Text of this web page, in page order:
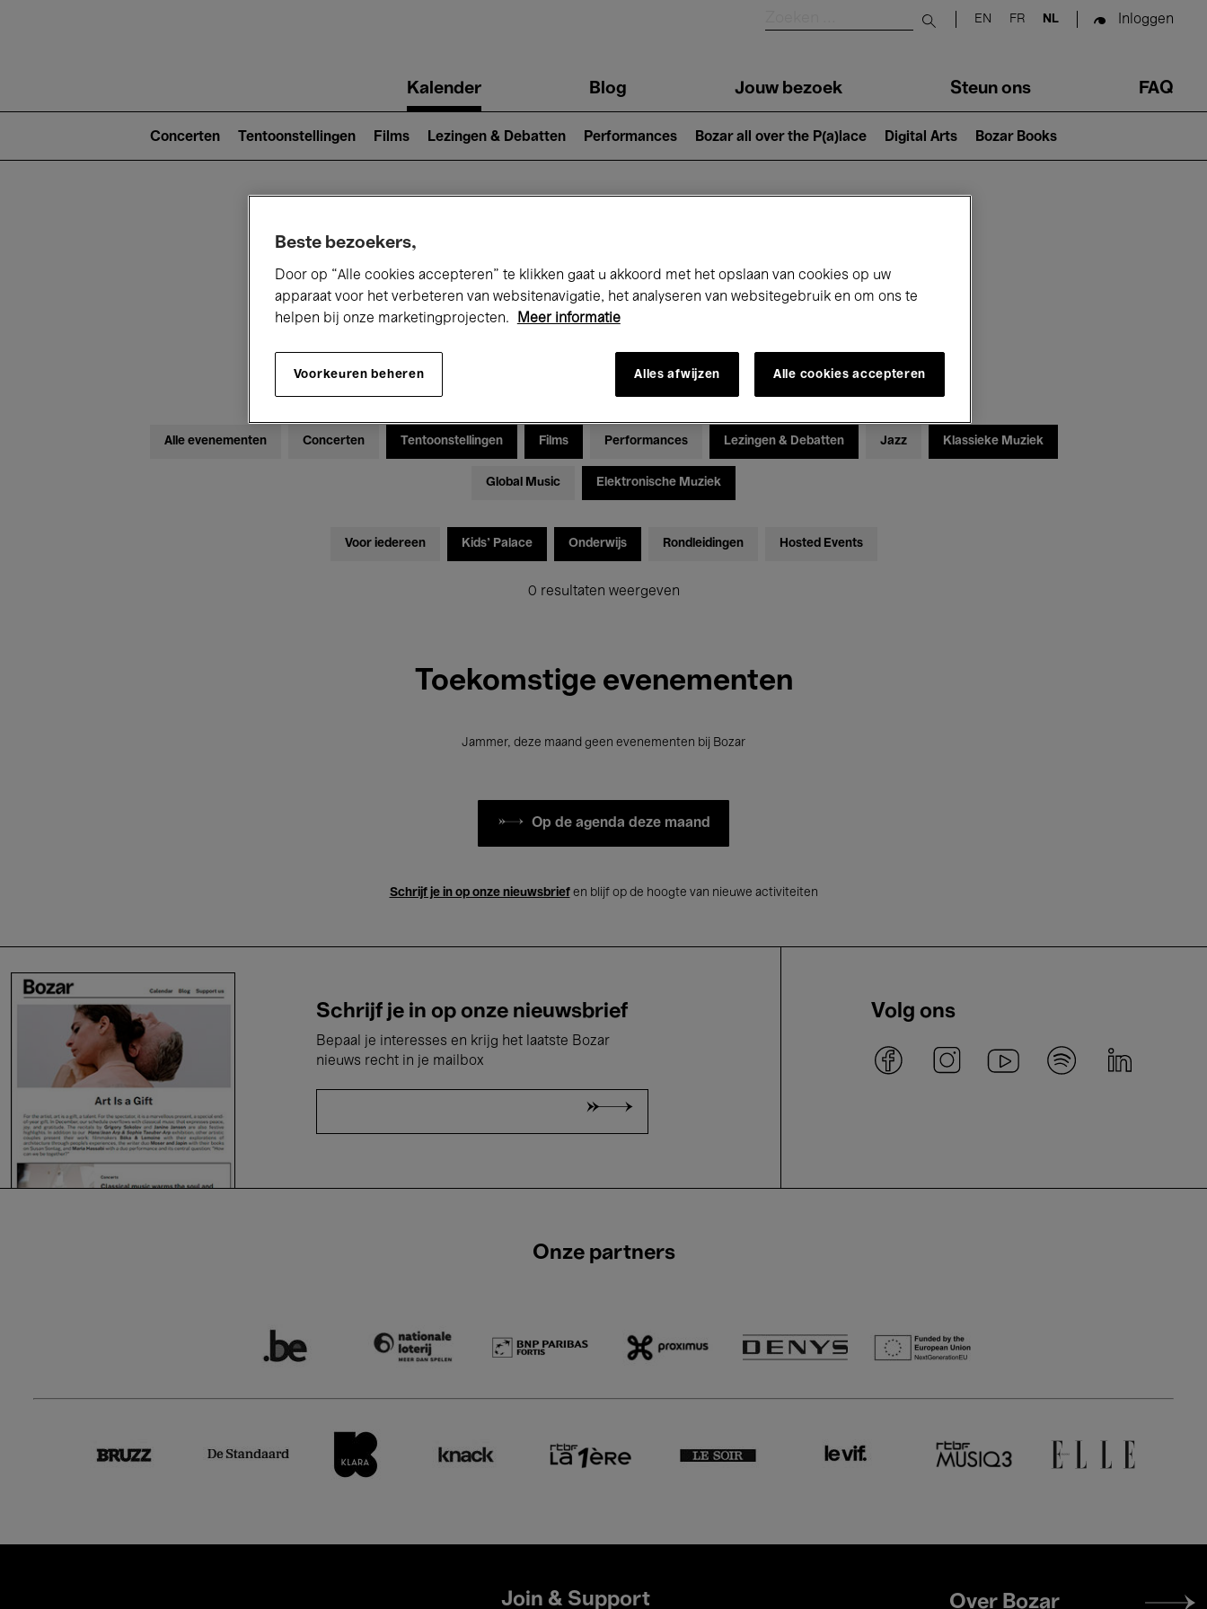
Submit search
EN FR NL Inloggen
navigationKalender Blog Jouw bezoek Steun ons FAQ
2)
Concerten Tentoonstellingen Films Lezingen & Debatten Performances Bozar all over the P(a)lace Digital Arts Bozar Books
Alle evenementen Concerten Tentoonstellingen Films Performances Lezingen & Debatten Jazz Klassieke Muziek
Global Music Elektronische Muziek
Voor iedereen Kids’ Palace Onderwijs Rondleidingen Hosted Events
0 resultaten weergeven
Toekomstige evenementen
Jammer, deze maand geen evenementen bij Bozar
Op de agenda deze maand
Schrijf je in op onze nieuwsbriefen blijf op de hoogte van nieuwe activiteiten
Schrijf je in op onze nieuwsbrief
Bepaal je interesses en krijg het laatste Bozar
nieuws recht in je mailbox
Volg ons
Onze partners
Join & Support
Footer
Over Bozar
Beste bezoekers,
Door op “Alle cookies accepteren” te klikken gaat u akkoord met het opslaan van cookies op uw
apparaat voor het verbeteren van websitenavigatie, het analyseren van websitegebruik en om ons te
helpen bij onze marketingprojecten.
Meer informatie
Voorkeuren beheren Alles afwijzen Alle cookies accepteren